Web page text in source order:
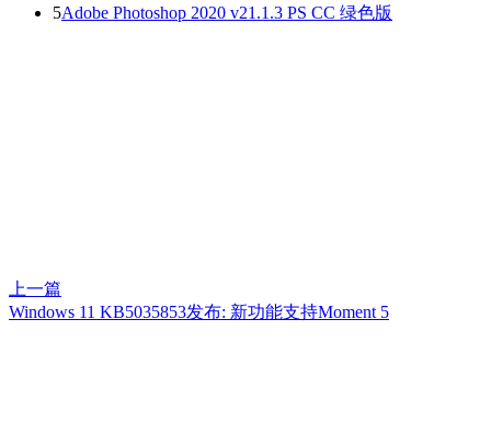
5Adobe Photoshop 2020 v21.1.3 PS CC 绿色版
上一篇
Windows 11 KB5035853发布: 新功能支持Moment 5